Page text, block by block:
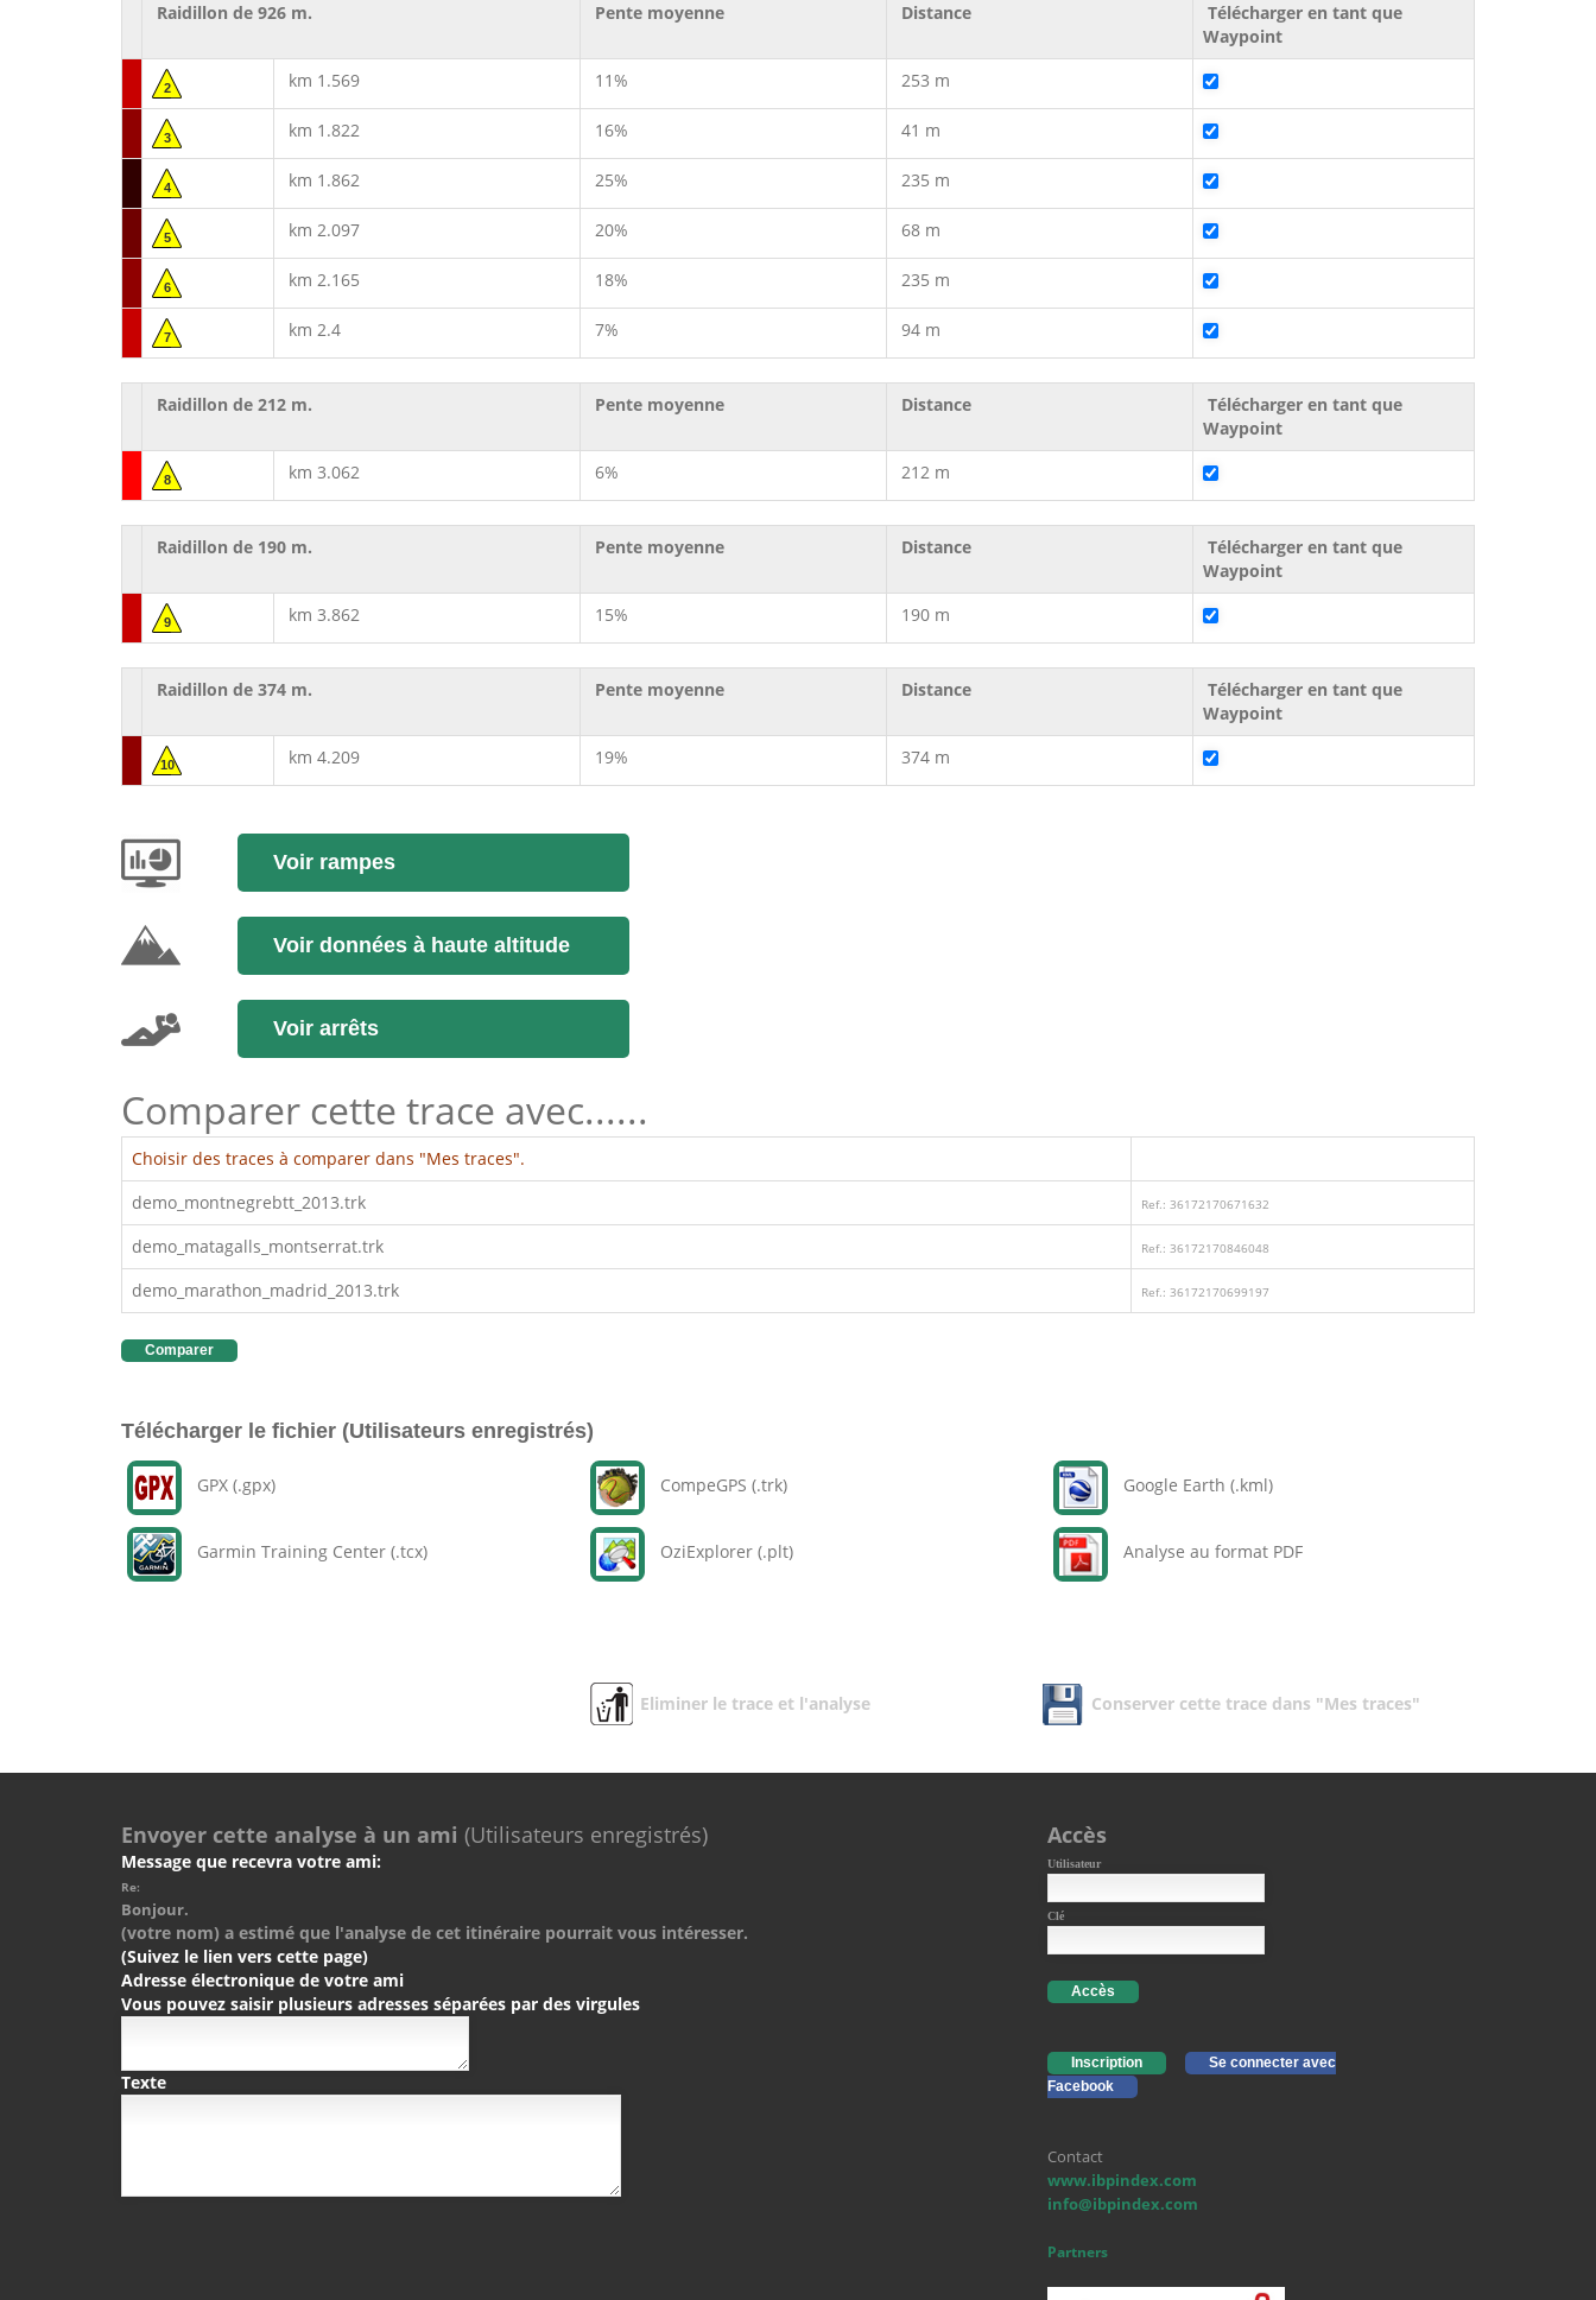
Raidillon de 926 m. Pente moyenne Distance
Télécharger en tant que
Waypoint
2 km 1.569 11% 253 m
3 km 1.822 16% 41 m
4 km 1.862 25% 235 m
5 km 2.097 20% 68 m
6 km 2.165 18% 235 m
7 km 2.4 7% 94 m
Raidillon de 212 m. Pente moyenne Distance
Télécharger en tant que
Waypoint
8 km 3.062 6% 212 m
Raidillon de 190 m. Pente moyenne Distance
Télécharger en tant que
Waypoint
9 km 3.862 15% 190 m
Raidillon de 374 m. Pente moyenne Distance
Télécharger en tant que
Waypoint
10 km 4.209 19% 374 m
Voir rampes
Voir données à haute altitude
Voir arrêts
Comparer cette trace avec......
Choisir des traces à comparer dans "Mes traces".
demo_montnegrebtt_2013.trk
Ref.: 36172170671632
demo_matagalls_montserrat.trk Ref.: 36172170846048
demo_marathon_madrid_2013.trk Ref.: 36172170699197
Comparer
Télécharger le fichier (Utilisateurs enregistrés)
GPX (.gpx)
Garmin Training Center (.tcx)
CompeGPS (.trk)
OziExplorer (.plt)
Google Earth (.kml)
Analyse au format PDF
Eliminer le trace et l'analyse Conserver cette trace dans "Mes traces"
Envoyer cette analyse à un ami (Utilisateurs enregistrés)
Message que recevra votre ami:
Re:
Bonjour.
(votre nom) a estimé que l'analyse de cet itinéraire pourrait vous intéresser.
(Suivez le lien vers cette page)
Adresse électronique de votre ami
Vous pouvez saisir plusieurs adresses séparées par des virgules
Texte
Accès
Utilisateur
Clé
Accès
Inscription
Se connecter avec
Facebook
Contact
www.ibpindex.com
info@ibpindex.com
Partners